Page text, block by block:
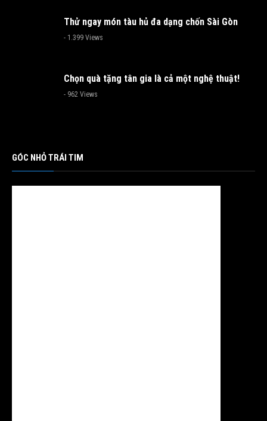
Thử ngay món tàu hủ đa dạng chốn Sài Gòn
- 1.399 Views
Chọn quà tặng tân gia là cả một nghệ thuật!
- 962 Views
GÓC NHỎ TRÁI TIM